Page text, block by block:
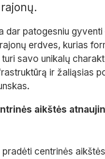
dar patogesniu
erdves, kurias
savo unikalų
ir žaliąsias
aikštės
pradėti centrinės